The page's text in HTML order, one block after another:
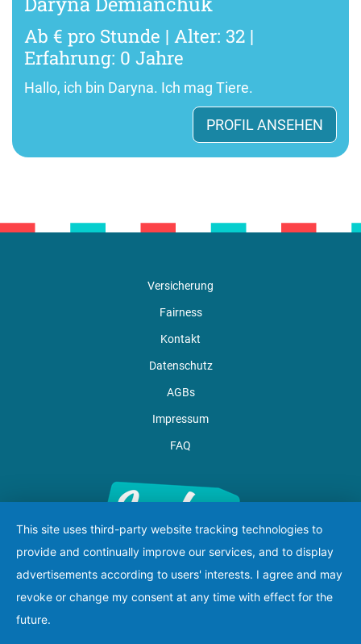
Ab € pro Stunde | Alter: 32 |
Erfahrung: 0 Jahre
Hallo, ich bin Daryna. Ich mag Tiere.
PROFIL ANSEHEN
Versicherung
Fairness
Kontakt
Datenschutz
AGBs
Impressum
FAQ
This site uses third-party website tracking technologies to
provide and continually improve our services, and to display
advertisements according to users' interests. I agree and may
revoke or change my consent at any time with effect for the
future.